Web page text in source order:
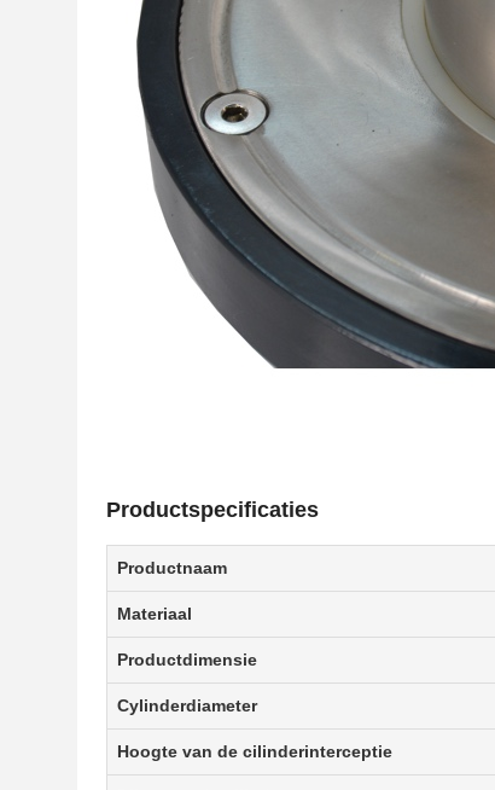
Productspecificaties
Productnaam
Materiaal
Productdimensie
Cylinderdiameter
Hoogte van de cilinderinterceptie